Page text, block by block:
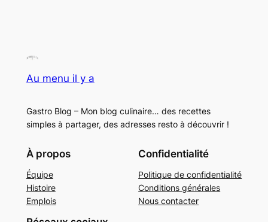
Au menu il y a
Gastro Blog – Mon blog culinaire… des recettes
simples à partager, des adresses resto à découvrir !
À propos
Équipe
Histoire
Emplois
Confidentialité
Politique de confidentialité
Conditions générales
Nous contacter